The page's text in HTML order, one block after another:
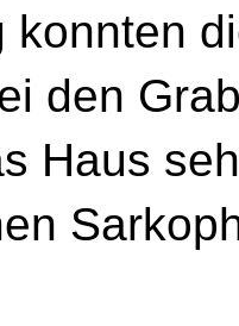
konnten
den
Haus